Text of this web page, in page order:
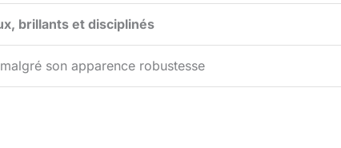
brillants et disciplinés
son apparence robustesse